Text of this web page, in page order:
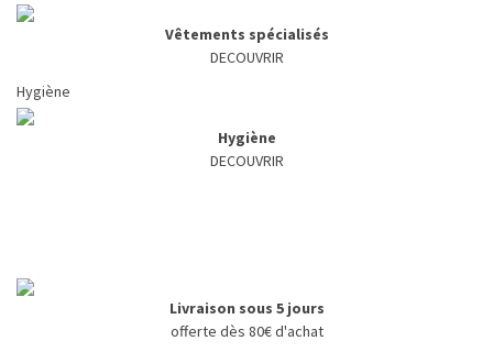
Vêtements spécialisés
DECOUVRIR
Hygiène
Hygiène
DECOUVRIR
Livraison sous 5 jours
offerte dès 80€ d'achat